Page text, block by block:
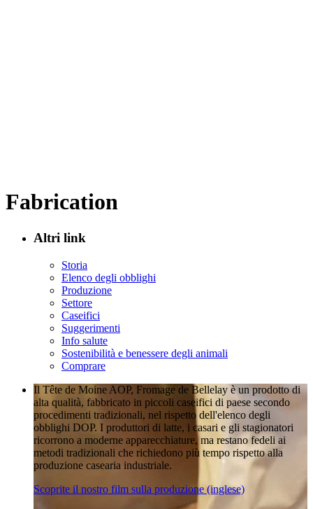
Fabrication
Altri link
Storia
Elenco degli obblighi
Produzione
Settore
Caseifici
Suggerimenti
Info salute
Sostenibilità e benessere degli animali
Comprare
Il Tête de Moine AOP, Fromage de Bellelay è un prodotto di
alta qualità, fabbricato in piccoli caseifici di paese secondo
procedimenti tradizionali, nel rispetto dell'elenco degli
obblighi DOP. I produttori di latte, i casari e gli stagionatori
ricorrono a moderne apparecchiature, ma restano fedeli ai
metodi tradizionali che richiedono più tempo rispetto alla
produzione casearia industriale.
Scoprite il nostro film sulla produzione (inglese)